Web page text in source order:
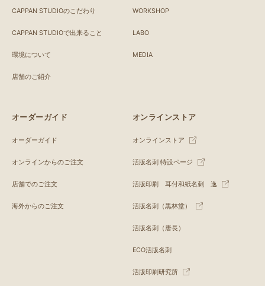
CAPPAN STUDIOのこだわり
CAPPAN STUDIOで出来ること
環境について
店舗のご紹介
WORKSHOP
LABO
MEDIA
オーダーガイド
オーダーガイド
オンラインからのご注文
店舗でのご注文
海外からのご注文
オンラインストア
オンラインストア
活版名刺 特設ページ
活版印刷 耳付和紙名刺 逸
活版名刺（黒林堂）
活版名刺（唐長）
ECO活版名刺
活版印刷研究所